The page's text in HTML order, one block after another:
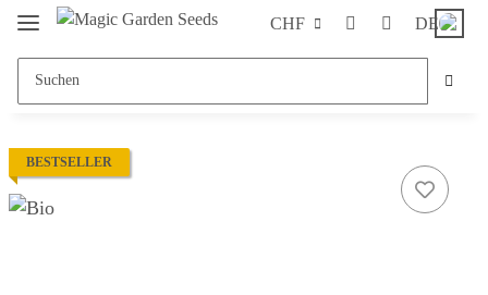
CHF DE
BESTSELLER